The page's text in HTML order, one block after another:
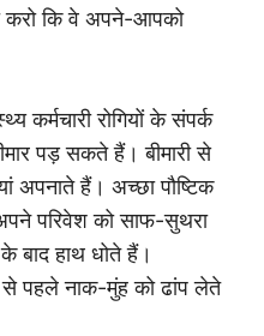
करो कि वे अपने-आपको
कर्मचारी रोगियों के संपर्क
पड़ सकते हैं। बीमारी से
अपनाते हैं। अच्छा पौष्टिक
परिवेश को साफ-सुथरा
बाद हाथ धोते हैं।
से पहले नाक-मुंह को ढांप लेते